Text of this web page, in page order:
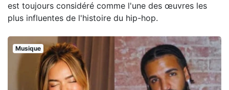
est toujours considéré comme l'une des œuvres les
plus influentes de l'histoire du hip-hop.
Musique